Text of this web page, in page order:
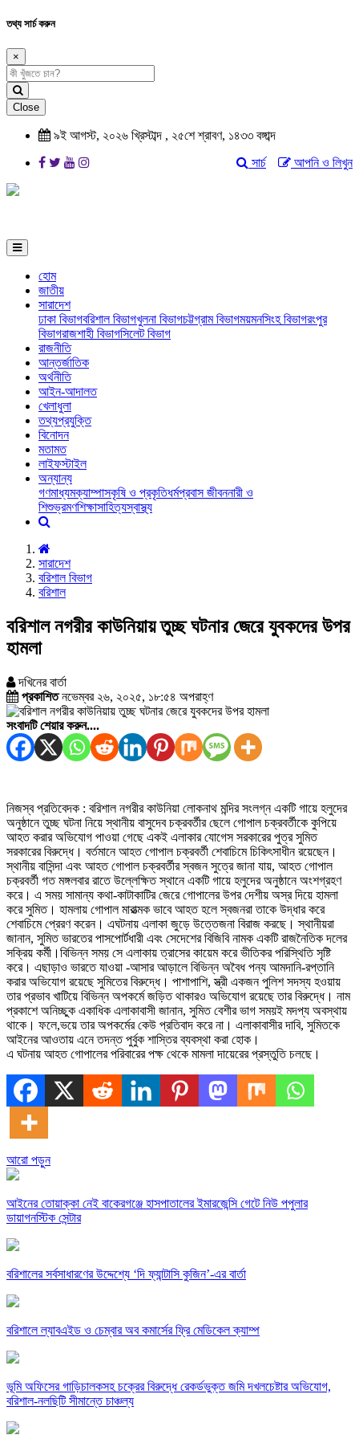
তথ্য সার্চ করুন
×
Close
৯ই আগস্ট, ২০২৬ খ্রিস্টাব্দ , ২৫শে শ্রাবণ, ১৪৩৩ বঙ্গাব্দ
আপনি ও লিখুন
সার্চ
হোম
জাতীয়
সারাদেশ
ঢাকা বিভাগবরিশাল বিভাগখুলনা বিভাগচট্টগ্রাম বিভাগময়মনসিংহ বিভাগরংপুর
বিভাগরাজশাহী বিভাগসিলেট বিভাগ
রাজনীতি
আন্তর্জাতিক
অর্থনীতি
আইন-আদালত
খেলাধুলা
তথ্যপ্রযুক্তি
বিনোদন
মতামত
লাইফস্টাইল
অন্যান্য
গণমাধ্যমক্যাম্পাসকৃষি ও প্রকৃতিধর্মপ্রবাস জীবননারী ও
শিশুভ্রমণশিক্ষাসাহিত্যস্বাস্থ্য
সারাদেশ
বরিশাল বিভাগ
বরিশাল
বরিশাল নগরীর কাউনিয়ায় তুচ্ছ ঘটনার জেরে যুবকদের উপর
হামলা
দখিনের বার্তা
প্রকাশিতনভেম্বর ২৬, ২০২৫, ১৮:৫৪ অপরাহ্ণ
সংবাদটি শেয়ার করুন....
নিজস্ব প্রতিবেদক : বরিশাল নগরীর কাউনিয়া লোকনাথ মন্দির সংলগ্ন একটি গায়ে হলুদের
অনুষ্ঠানে তুচ্ছ ঘটনা নিয়ে স্থানীয় বাসুদেব চক্রবর্তীর ছেলে গোপাল চক্রবর্তীকে কুপিয়ে
আহত করার অভিযোগ পাওয়া গেছে একই এলাকার যোগেস সরকারের পুত্র সুমিত
সরকারের বিরুদ্ধে। বর্তমানে আহত গোপাল চক্রবর্তী শেবাচিমে চিকিৎসাধীন রয়েছেন।
স্থানীয় বাসিন্দা এবং আহত গোপাল চক্রবর্তীর স্বজন সুত্রে জানা যায়, আহত গোপাল
চক্রবর্তী গত মঙ্গলবার রাতে উল্লেক্ষিত স্থানে একটি গায়ে হলুদের অনুষ্ঠানে অংশগ্রহণ
করে। এ সময় সামান্য কথা-কাটাকাটির জেরে গোপালের উপর দেশীয় অস্র দিয়ে হামলা
করে সুমিত। হামলায় গোপাল মারাত্মক ভাবে আহত হলে স্বজনরা তাকে উদ্ধার করে
শেবাচিমে প্রেরণ করেন। এঘটনায় এলাকা জুড়ে উত্তেজনা বিরাজ করছে। স্থানীয়রা
জানান, সুমিত ভারতের পাসপোর্টধারী এবং সেদেশের বিজিবি নামক একটি রাজনৈতিক দলের
সক্রিয় কর্মী।বিভিন্ন সময় সে এলাকায় ত্রাসের কায়েম করে ভীতিকর পরিস্থিতি সৃষ্টি
করে। এছাড়াও ভারতে যাওয়া -আসার আড়ালে বিভিন্ন অবৈধ পন্য আমদানি-রপ্তানি
করার অভিযোগ রয়েছে সুমিতের বিরুদ্ধে। পাশাপাশি, স্ত্রী একজন পুলিশ সদস্য হওয়ায়
তার প্রভাব খাটিয়ে বিভিন্ন অপকর্মে জড়িত থাকারও অভিযোগ রয়েছে তার বিরুদ্ধে। নাম
প্রকাশে অনিচ্ছুক একাধিক এলাকাবাসী জানান, সুমিত বেশীর ভাগ সময়ই মদপ্য অবস্থায়
থাকে। ফলে,ভয়ে তার অপকর্মের কেউ প্রতিবাদ করে না। এলাকাবাসীর দাবি, সুমিতকে
আইনের আওতায় এনে তদন্ত পুর্বুক শাস্তির ব্যবস্থা করা হোক।
এ ঘটনায় আহত গোপালের পরিবারের পক্ষ থেকে মামলা দায়েরের প্রস্তুতি চলছে।
আরো পড়ুন
​আইনের তোয়াক্কা নেই বাকেরগঞ্জে হাসপাতালের ইমারজেন্সি গেটে নিউ পপুলার
ডায়াগনস্টিক সেন্টার
বরিশালের সর্বসাধারণের উদ্দেশ্যে ‘দি ফ্যান্টাসি কুজিন’-এর বার্তা
বরিশালে ল্যাবএইড ও চেম্বার অব কমার্সের ফ্রি মেডিকেল ক্যাম্প
‎ভূমি অফিসের গাড়িচালকসহ চক্রের বিরুদ্ধে রেকর্ডভুক্ত জমি দখলচেষ্টার অভিযোগ,
বরিশাল-নলছিটি সীমান্তে চাঞ্চল্য